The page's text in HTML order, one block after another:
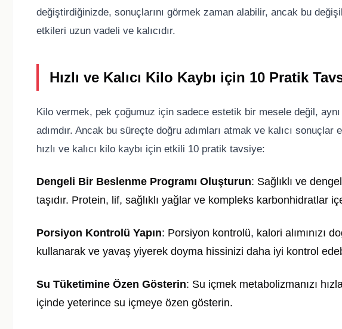
değiştirdiğinizde, sonuçlarını görmek zaman alabilir, ancak bu
etkileri uzun vadeli ve kalıcıdır.
Hızlı ve Kalıcı Kilo Kaybı için 10 Pratik
Kilo vermek, pek çoğumuz için sadece estetik bir mesele değil, aynı
adımdır. Ancak bu süreçte doğru adımları atmak ve kalıcı
hızlı ve kalıcı kilo kaybı için etkili 10 pratik tavsiye:
Dengeli Bir Beslenme Programı Oluşturun: Sağlıklı ve
taşıdır. Protein, lif, sağlıklı yağlar ve kompleks karbonhidratlar
Porsiyon Kontrolü Yapın: Porsiyon kontrolü, kalori alımınızı
kullanarak ve yavaş yiyerek doyma hissinizi daha iyi kontrol
Su Tüketimine Özen Gösterin: Su içmek metabolizmanızı
içinde yeterince su içmeye özen gösterin.